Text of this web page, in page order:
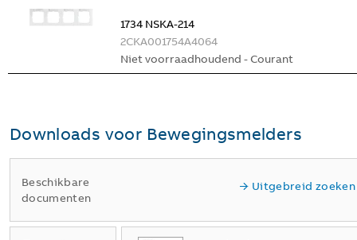
1734 NSKA-214
2CKA001754A4064
Niet voorraadhoudend - Courant
Downloads voor Bewegingsmelders
Beschikbare
documenten
Uitgebreid zoeken